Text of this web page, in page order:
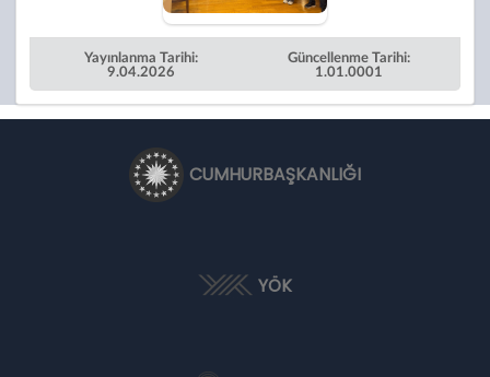
Yayınlanma Tarihi:
9.04.2026
Güncellenme Tarihi:
1.01.0001
CUMHURBAŞKANLIĞI
YÖK